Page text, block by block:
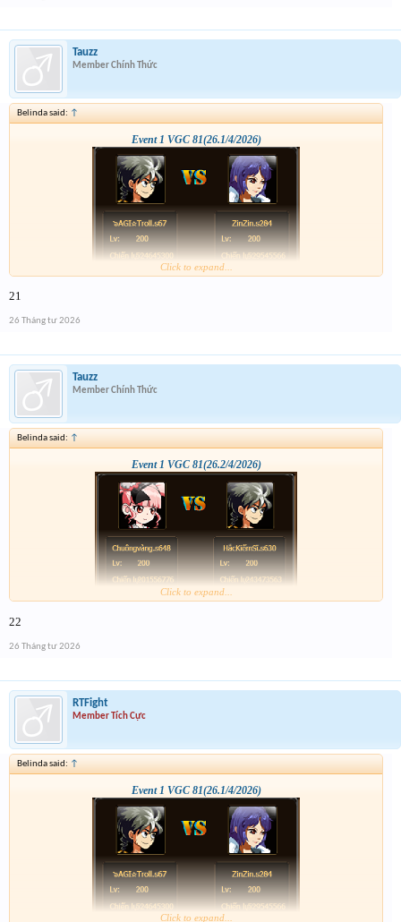
Tauzz
Member Chính Thức
Belinda said: ↑
Event 1 VGC 81(26.1/4/2026)
Click to expand...
21
26 Tháng tư 2026
Tauzz
Member Chính Thức
Belinda said: ↑
Event 1 VGC 81(26.2/4/2026)
Click to expand...
22
26 Tháng tư 2026
RTFight
Member Tích Cực
Belinda said: ↑
Event 1 VGC 81(26.1/4/2026)
Click to expand...